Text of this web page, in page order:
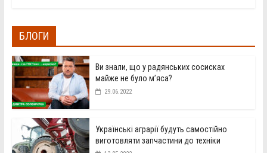
БЛОГИ
Ви знали, що у радянських сосисках
майже не було м’яса?
29.06.2022
Українські аграрії будуть самостійно
виготовляти запчастини до техніки